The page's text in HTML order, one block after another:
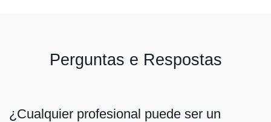
Perguntas e Respostas
¿Cualquier profesional puede ser un